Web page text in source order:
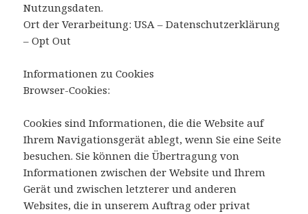
Nutzungsdaten.
Ort der Verarbeitung: USA – Datenschutzerklärung
– Opt Out
Informationen zu Cookies
Browser-Cookies:
Cookies sind Informationen, die die Website auf
Ihrem Navigationsgerät ablegt, wenn Sie eine Seite
besuchen. Sie können die Übertragung von
Informationen zwischen der Website und Ihrem
Gerät und zwischen letzterer und anderen
Websites, die in unserem Auftrag oder privat